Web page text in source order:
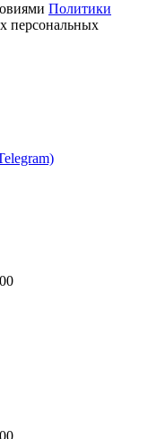
Политики
персональных